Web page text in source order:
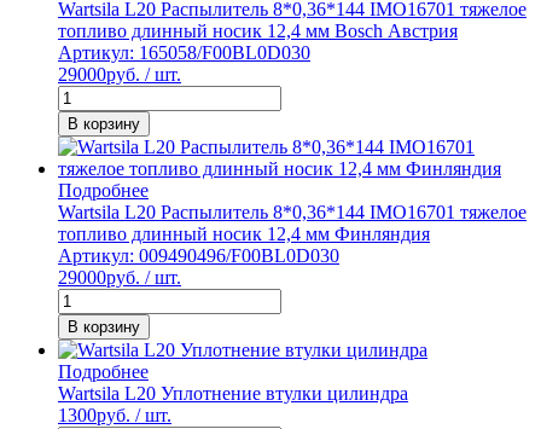
Wartsila L20 Распылитель 8*0,36*144 IMO16701 тяжелое
топливо длинный носик 12,4 мм Bosch Австрия
Артикул: 165058/F00BL0D030
29000руб. / шт.
В корзину
Подробнее
Wartsila L20 Распылитель 8*0,36*144 IMO16701 тяжелое
топливо длинный носик 12,4 мм Финляндия
Артикул: 009490496/F00BL0D030
29000руб. / шт.
В корзину
Подробнее
Wartsila L20 Уплотнение втулки цилиндра
1300руб. / шт.